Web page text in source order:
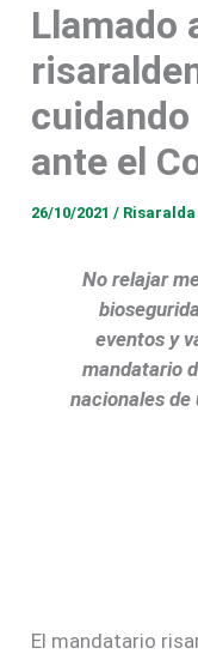
Llamado
ante el
26/10/2021/ Risaralda
No relajar
eventos y
mandatario
nacionales de
El mandatario